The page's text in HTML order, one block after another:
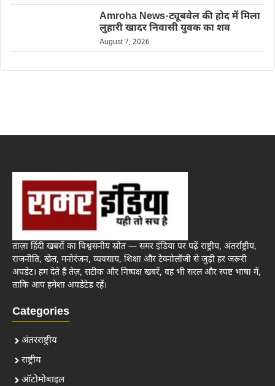
Amroha News-ट्यूबवेल की होद में मिला
लुहारी खादर निवासी युवक का शव
August 7, 2026
ताज़ा हिंदी खबरों का विश्वसनीय स्रोत — समर इंडिया पर पढ़ें राष्ट्रीय, अंतर्राष्ट्रीय,
राजनीति, खेल, मनोरंजन, व्यवसाय, शिक्षा और टेक्नोलॉजी से जुड़ी हर जरूरी
अपडेट। हम देते हैं तेज़, सटीक और निष्पक्ष खबरें, वह भी सरल और स्पष्ट भाषा में,
ताकि आप हमेशा अपडेटेड रहें।
Categories
अंतरराष्ट्रीय
राष्ट्रीय
ऑटोमोबाइल